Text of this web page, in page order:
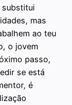
substitui
mas
ao teu
o jovem
passo,
se está
é